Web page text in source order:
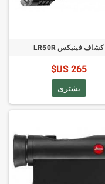
كشاف فينيكس LR50R
265 US$
يشترى